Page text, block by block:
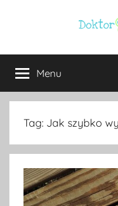
Doktor
ortopeda
Warszawa
usg
Warszawa,
ginekolog,
urolog,
Menu
Tag: Jak szybko